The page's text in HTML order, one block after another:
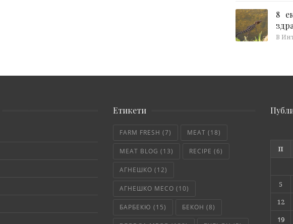
8
В
Етикети
FARM FRESH (7) MEAT (18)
MEAT BLOG (13) RECIPE (6)
АГНЕШКО (12)
АГНЕШКО МЕСО (10)
БАРБЕКЮ (15) БЕКОН (8)
П
5
12
19